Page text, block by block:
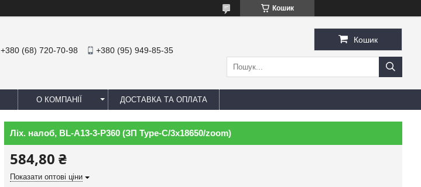
Кошик
+380 (68) 720-70-98 +380 (95) 949-85-35
Кошик
О КОМПАНІЇ ДОСТАВКА ТА ОПЛАТА
Ліх. налоб, BL-A13-3-P360 (ЗП Type-C/3х18650/zoom)
584,80 ₴
Показати оптові ціни